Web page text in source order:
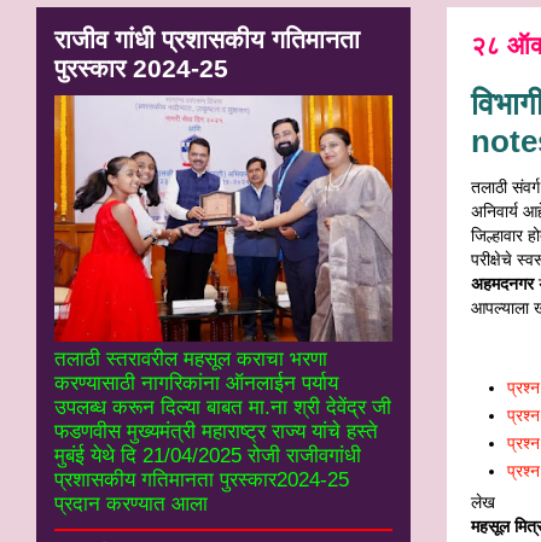
२८
तलाठी
अनिवार्य
जिल्हावार
परीक्षेचे
अहमदनगर
आपल्याला
लेख
महसूल
राजीव गांधी प्रशासकीय गतिमानता
पुरस्कार 2024-25
तलाठी स्तरावरील महसूल कराचा भरणा
करण्यासाठी नागरिकांना ऑनलाईन पर्याय
उपलब्ध करून दिल्या बाबत मा.ना श्री देवेंद्र जी
फडणवीस मुख्यमंत्री महाराष्ट्र राज्य यांचे हस्ते
मुबंई येथे दि 21/04/2025 रोजी राजीवगांधी
प्रशासकीय गतिमानता पुरस्कार2024-25
प्रदान करण्यात आला